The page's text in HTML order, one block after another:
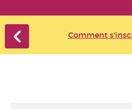
Comment